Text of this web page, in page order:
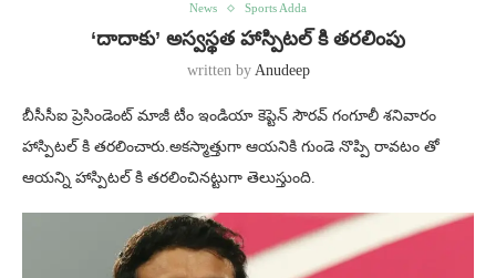
News Sports Adda
‘దాదాకు’ అస్వస్థత హాస్పిటల్ కి తరలింపు
written by Anudeep
బీసీసీఐ ప్రెసిండెంట్ మాజీ టీం ఇండియా కెప్టెన్ సౌరవ్ గంగూలీ శనివారం
హాస్పిటల్ కి తరలించారు.అకస్మాత్తుగా ఆయనికి గుండె నొప్పి రావటం తో
ఆయన్ని హాస్పిటల్ కి తరలించినట్టుగా తెలుస్తుంది.